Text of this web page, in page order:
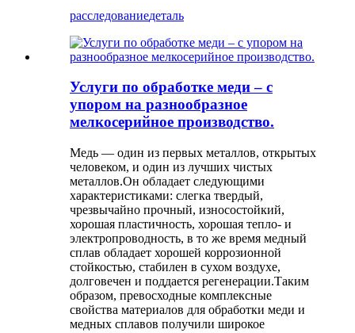
расследованиедеталь
Услуги по обработке меди – с
упором на разнообразное
мелкосерийное производство.
Медь — один из первых металлов, открытых
человеком, и один из лучших чистых
металлов.Он обладает следующими
характеристиками: слегка твердый,
чрезвычайно прочный, износостойкий,
хорошая пластичность, хорошая тепло- и
электропроводность, в то же время медный
сплав обладает хорошей коррозионной
стойкостью, стабилен в сухом воздухе,
долговечен и поддается регенерации.Таким
образом, превосходные комплексные
свойства материалов для обработки меди и
медных сплавов получили широкое